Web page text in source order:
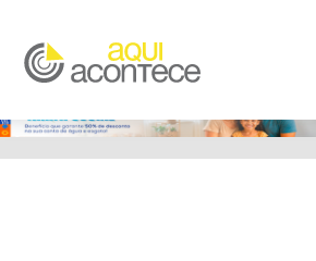
Xy8lpYSLnxw-AX8 google-site-verification:
googleb82de9a22cec23e8.html